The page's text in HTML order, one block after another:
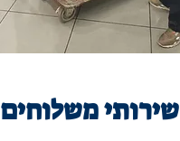
שירותי משלוחים